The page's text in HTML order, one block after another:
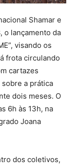
Shamar e
o lançamento da
visando os
frota circulando
cartazes
a prática
dois meses. O
6h às 13h, na
Joana
dos coletivos,